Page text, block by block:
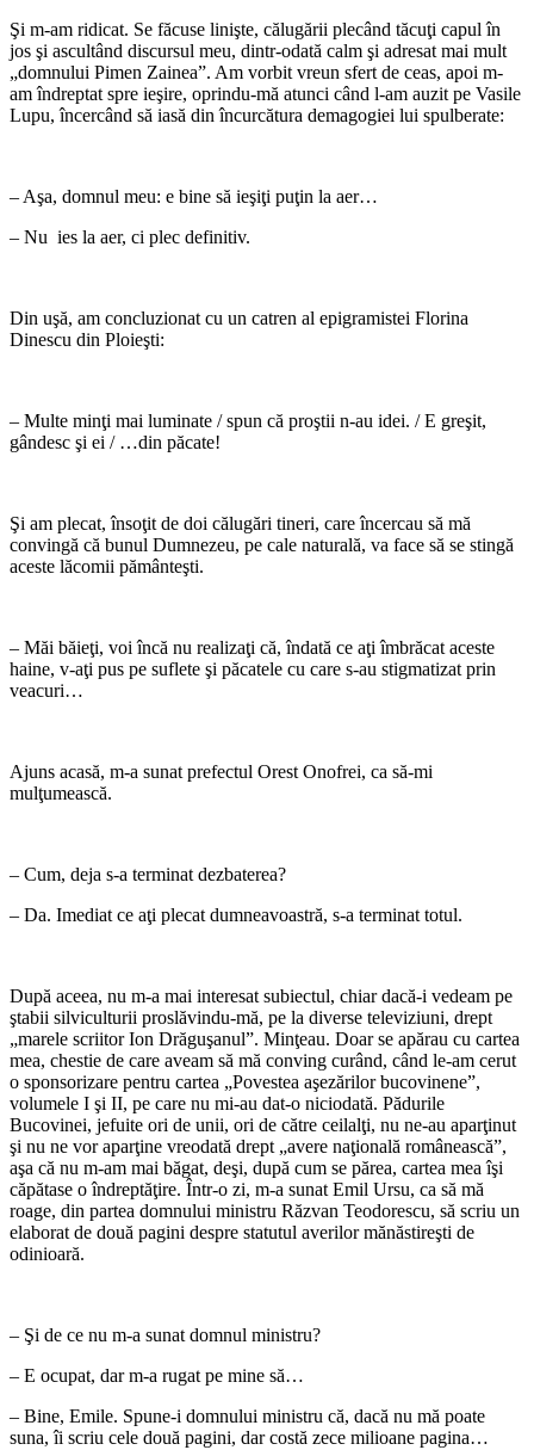
Şi m-am ridicat. Se făcuse linişte, călugării plecând tăcuţi capul în
jos şi ascultând discursul meu, dintr-odată calm şi adresat mai mult
„domnului Pimen Zainea”. Am vorbit vreun sfert de ceas, apoi m-
am îndreptat spre ieşire, oprindu-mă atunci când l-am auzit pe Vasile
Lupu, încercând să iasă din încurcătura demagogiei lui spulberate:
– Aşa, domnul meu: e bine să ieşiţi puţin la aer…
– Nu ies la aer, ci plec definitiv.
Din uşă, am concluzionat cu un catren al epigramistei Florina
Dinescu din Ploieşti:
– Multe minţi mai luminate / spun că proştii n-au idei. / E greşit,
gândesc şi ei / …din păcate!
Şi am plecat, însoţit de doi călugări tineri, care încercau să mă
convingă că bunul Dumnezeu, pe cale naturală, va face să se stingă
aceste lăcomii pământeşti.
– Măi băieţi, voi încă nu realizaţi că, îndată ce aţi îmbrăcat aceste
haine, v-aţi pus pe suflete şi păcatele cu care s-au stigmatizat prin
veacuri…
Ajuns acasă, m-a sunat prefectul Orest Onofrei, ca să-mi
mulţumească.
– Cum, deja s-a terminat dezbaterea?
– Da. Imediat ce aţi plecat dumneavoastră, s-a terminat totul.
După aceea, nu m-a mai interesat subiectul, chiar dacă-i vedeam pe
ştabii silviculturii proslăvindu-mă, pe la diverse televiziuni, drept
„marele scriitor Ion Drăguşanul”. Minţeau. Doar se apărau cu cartea
mea, chestie de care aveam să mă conving curând, când le-am cerut
o sponsorizare pentru cartea „Povestea aşezărilor bucovinene”,
volumele I şi II, pe care nu mi-au dat-o niciodată. Pădurile
Bucovinei, jefuite ori de unii, ori de către ceilalţi, nu ne-au aparţinut
şi nu ne vor aparţine vreodată drept „avere naţională românească”,
aşa că nu m-am mai băgat, deşi, după cum se părea, cartea mea îşi
căpătase o îndreptăţire. Într-o zi, m-a sunat Emil Ursu, ca să mă
roage, din partea domnului ministru Răzvan Teodorescu, să scriu un
elaborat de două pagini despre statutul averilor mănăstireşti de
odinioară.
– Şi de ce nu m-a sunat domnul ministru?
– E ocupat, dar m-a rugat pe mine să…
– Bine, Emile. Spune-i domnului ministru că, dacă nu mă poate
suna, îi scriu cele două pagini, dar costă zece milioane pagina…